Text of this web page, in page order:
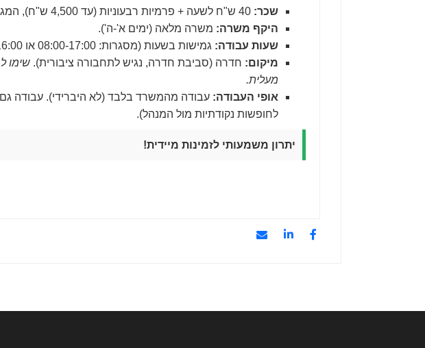
שכר:
היקף משרה: משרה מלאה (ימים א'-ה').
שעות עבודה: גמישות בשעות (מסגרות: 08:00-17:00 או 07:00-16:00) + אפשרות לשעות נוספות.
מיקום: חדרה (סביבת חדרה, נגיש לתחבורה ציבורית). שימו
מעלית.
אופי העבודה: עבודה מהמשרד בלבד (לא היברידי). עבודה
לחופשות נקודתיות מול המנהל).
יתרון משמעותי לזמינות מיידית!